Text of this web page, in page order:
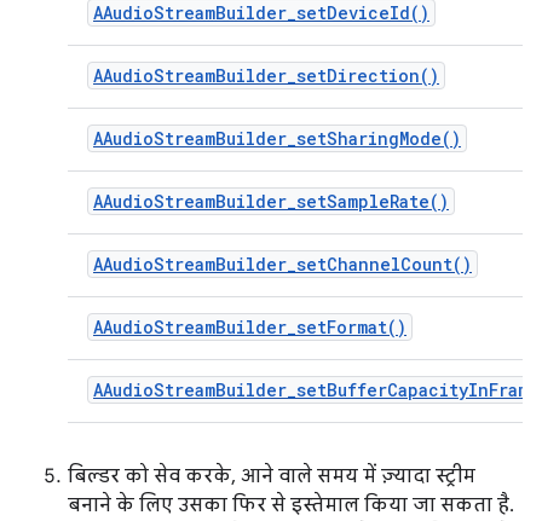
AAudioStreamBuilder_setDeviceId()
AAudioStreamBuilder_setDirection()
AAudioStreamBuilder_setSharingMode()
AAudioStreamBuilder_setSampleRate()
AAudioStreamBuilder_setChannelCount()
AAudioStreamBuilder_setFormat()
बिल्डर को सेव करके, आने वाले समय में ज़्यादा स्ट्रीम
बनाने के लिए उसका फिर से इस्तेमाल किया जा सकता है.